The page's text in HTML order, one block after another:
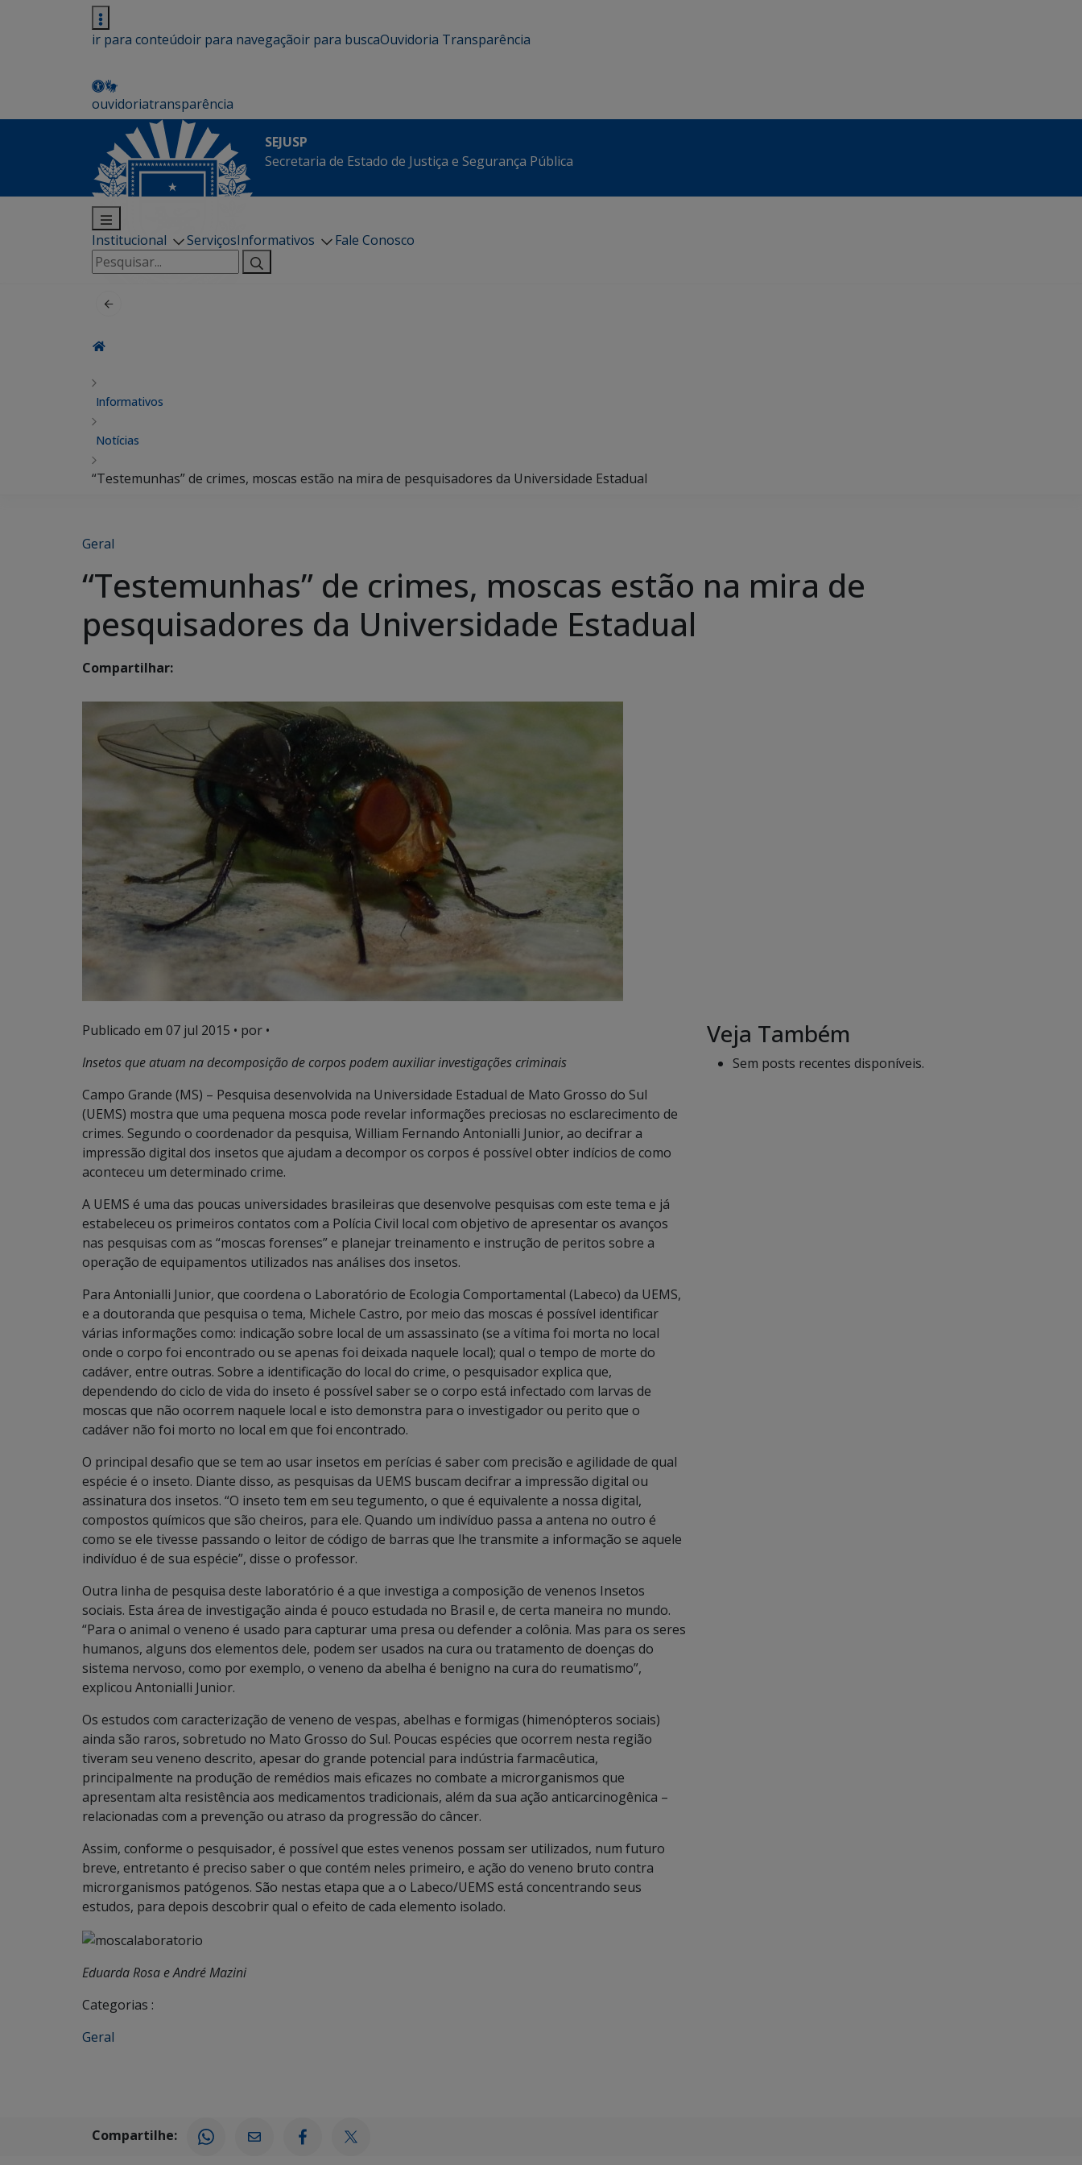
ir para conteúdoir para navegaçãoir para buscaOuvidoria Transparência
ouvidoriatransparência
SEJUSP
Secretaria de Estado de Justiça e Segurança Pública
Institucional ServiçosInformativos
Fale Conosco
Pesquisar
por:
Informativos
Notícias
“Testemunhas” de crimes, moscas estão na mira de pesquisadores da Universidade Estadual
Geral
“Testemunhas” de crimes, moscas estão na mira de
pesquisadores da Universidade Estadual
Compartilhar:
Publicado em 07 jul 2015 • por •
Insetos que atuam na decomposição de corpos podem auxiliar investigações criminais
Campo Grande (MS) – Pesquisa desenvolvida na Universidade Estadual de Mato Grosso do Sul
(UEMS) mostra que uma pequena mosca pode revelar informações preciosas no esclarecimento de
crimes. Segundo o coordenador da pesquisa, William Fernando Antonialli Junior, ao decifrar a
impressão digital dos insetos que ajudam a decompor os corpos é possível obter indícios de como
aconteceu um determinado crime.
A UEMS é uma das poucas universidades brasileiras que desenvolve pesquisas com este tema e já
estabeleceu os primeiros contatos com a Polícia Civil local com objetivo de apresentar os avanços
nas pesquisas com as “moscas forenses” e planejar treinamento e instrução de peritos sobre a
operação de equipamentos utilizados nas análises dos insetos.
Para Antonialli Junior, que coordena o Laboratório de Ecologia Comportamental (Labeco) da UEMS,
e a doutoranda que pesquisa o tema, Michele Castro, por meio das moscas é possível identificar
várias informações como: indicação sobre local de um assassinato (se a vítima foi morta no local
onde o corpo foi encontrado ou se apenas foi deixada naquele local); qual o tempo de morte do
cadáver, entre outras. Sobre a identificação do local do crime, o pesquisador explica que,
dependendo do ciclo de vida do inseto é possível saber se o corpo está infectado com larvas de
moscas que não ocorrem naquele local e isto demonstra para o investigador ou perito que o
cadáver não foi morto no local em que foi encontrado.
O principal desafio que se tem ao usar insetos em perícias é saber com precisão e agilidade de qual
espécie é o inseto. Diante disso, as pesquisas da UEMS buscam decifrar a impressão digital ou
assinatura dos insetos. “O inseto tem em seu tegumento, o que é equivalente a nossa digital,
compostos químicos que são cheiros, para ele. Quando um indivíduo passa a antena no outro é
como se ele tivesse passando o leitor de código de barras que lhe transmite a informação se aquele
indivíduo é de sua espécie”, disse o professor.
Outra linha de pesquisa deste laboratório é a que investiga a composição de venenos Insetos
sociais. Esta área de investigação ainda é pouco estudada no Brasil e, de certa maneira no mundo.
“Para o animal o veneno é usado para capturar uma presa ou defender a colônia. Mas para os seres
humanos, alguns dos elementos dele, podem ser usados na cura ou tratamento de doenças do
sistema nervoso, como por exemplo, o veneno da abelha é benigno na cura do reumatismo”,
explicou Antonialli Junior.
Os estudos com caracterização de veneno de vespas, abelhas e formigas (himenópteros sociais)
ainda são raros, sobretudo no Mato Grosso do Sul. Poucas espécies que ocorrem nesta região
tiveram seu veneno descrito, apesar do grande potencial para indústria farmacêutica,
principalmente na produção de remédios mais eficazes no combate a microrganismos que
apresentam alta resistência aos medicamentos tradicionais, além da sua ação anticarcinogênica –
relacionadas com a prevenção ou atraso da progressão do câncer.
Assim, conforme o pesquisador, é possível que estes venenos possam ser utilizados, num futuro
breve, entretanto é preciso saber o que contém neles primeiro, e ação do veneno bruto contra
microrganismos patógenos. São nestas etapa que a o Labeco/UEMS está concentrando seus
estudos, para depois descobrir qual o efeito de cada elemento isolado.
Eduarda Rosa e André Mazini
Categorias :
Geral
Veja Também
Sem posts recentes disponíveis.
Compartilhe: